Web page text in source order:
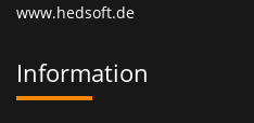
www.hedsoft.de
Information